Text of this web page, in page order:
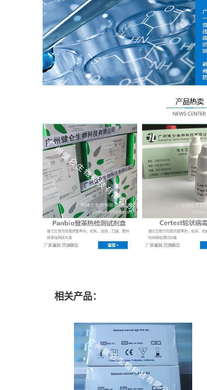
相关产品：